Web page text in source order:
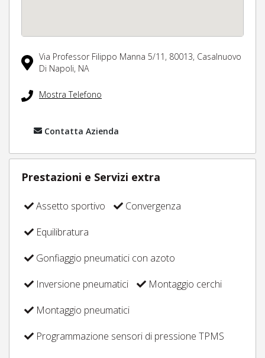
Via Professor Filippo Manna 5/11, 80013, Casalnuovo
Di Napoli, NA
Mostra Telefono
Contatta Azienda
Prestazioni e Servizi extra
Assetto sportivo
Convergenza
Equilibratura
Gonfiaggio pneumatici con azoto
Inversione pneumatici
Montaggio cerchi
Montaggio pneumatici
Programmazione sensori di pressione TPMS